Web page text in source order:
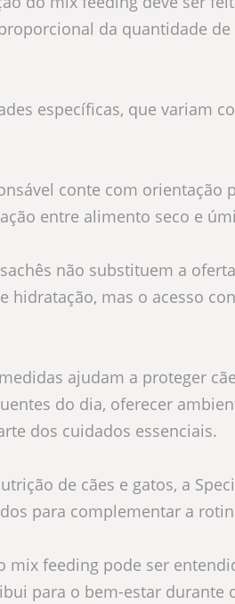
da quantidade
específicas, que variam
conte com
entre alimento seco e
não substituem a
hidratação, mas o acesso
ajudam a proteger
do dia, oferecer
dos cuidados essenciais.
de cães e gatos, a
para complementar a
mix feeding pode ser
para o bem-estar durante